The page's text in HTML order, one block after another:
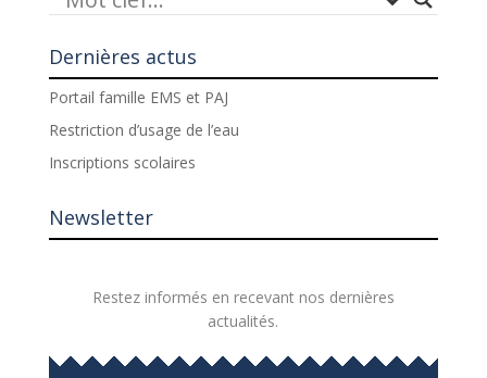
Dernières actus
Portail famille EMS et PAJ
Restriction d’usage de l’eau
Inscriptions scolaires
Newsletter
Restez informés en recevant nos dernières
actualités.